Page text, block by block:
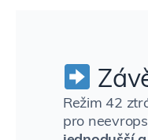
Režim 42
pro